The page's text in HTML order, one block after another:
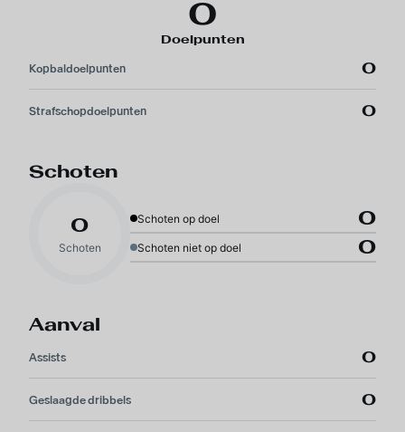
0
Doelpunten
Kopbaldoelpunten 0
Strafschopdoelpunten 0
Schoten
0
Schoten
Schoten op doel 0
Schoten niet op doel 0
Aanval
Assists 0
Geslaagde dribbels 0